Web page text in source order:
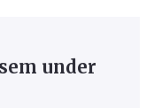
under